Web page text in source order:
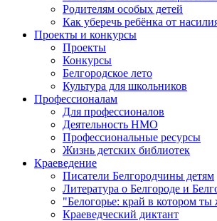
Родителям особых детей
Как уберечь ребёнка от
Проекты и конкурсы
Проекты
Конкурсы
Белгородское лето
Культура для школьников
Профессионалам
Для профессионалов
Деятельность НМО
Профессиональные ресурсы
Жизнь детских библиотек
Краеведение
Писатели Белгородчины детям
Литература о Белгороде и
"Белогорье: край в котором
Краеведческий диктант